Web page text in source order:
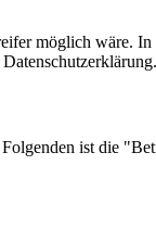
möglich wäre.
ist die